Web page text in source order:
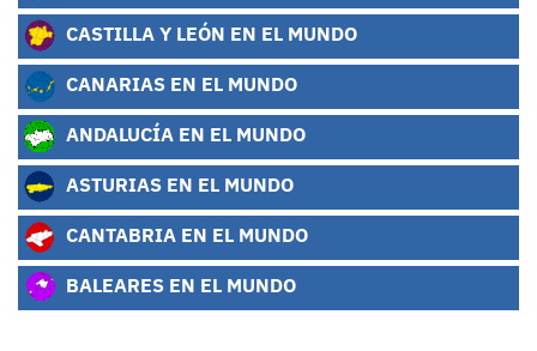
CASTILLA Y LEÓN EN EL MUNDO
CANARIAS EN EL MUNDO
ANDALUCÍA EN EL MUNDO
ASTURIAS EN EL MUNDO
CANTABRIA EN EL MUNDO
BALEARES EN EL MUNDO